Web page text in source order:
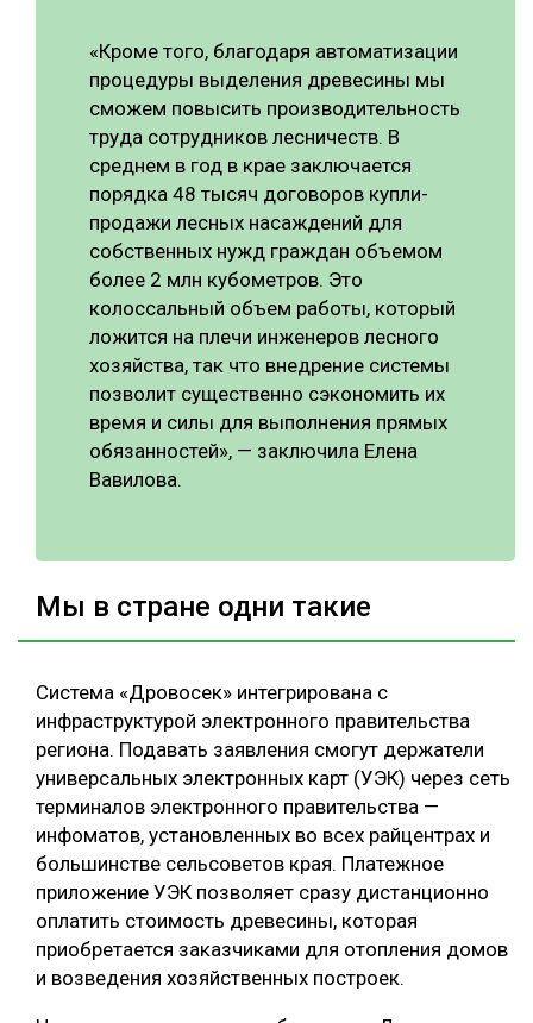
«Кроме того, благодаря автоматизации
процедуры выделения древесины мы
сможем повысить производительность
труда сотрудников лесничеств. В
среднем в год в крае заключается
порядка 48 тысяч договоров купли-
продажи лесных насаждений для
собственных нужд граждан объемом
более 2 млн кубометров. Это
колоссальный объем работы, который
ложится на плечи инженеров лесного
хозяйства, так что внедрение системы
позволит существенно сэкономить их
время и силы для выполнения прямых
обязанностей», — заключила Елена
Вавилова.
Мы в стране одни такие
Система «Дровосек» интегрирована с
инфраструктурой электронного правительства
региона. Подавать заявления смогут держатели
универсальных электронных карт (УЭК) через сеть
терминалов электронного правительства —
инфоматов, установленных во всех райцентрах и
большинстве сельсоветов края. Платежное
приложение УЭК позволяет сразу дистанционно
оплатить стоимость древесины, которая
приобретается заказчиками для отопления домов
и возведения хозяйственных построек.